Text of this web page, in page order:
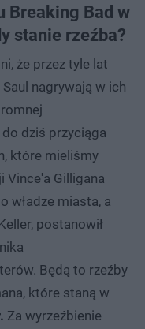
Breaking Bad w
stanie rzeźba?
że przez tyle lat
nagrywają w ich
dziś przyciąga
które mieliśmy
Vince'a Gilligana
władze miasta, a
postanowił
Będą to rzeźby
które staną w
Za wyrzeźbienie